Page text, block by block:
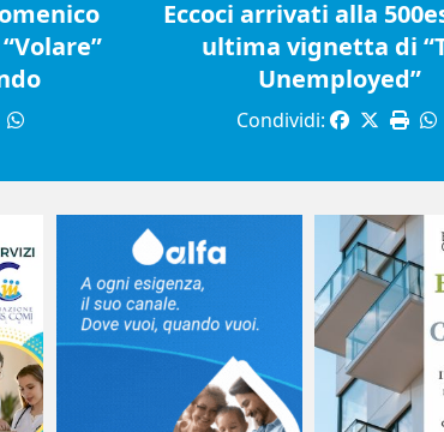
Eccoci arrivati alla
ultima vignetta di
Unemployed”
Condividi: